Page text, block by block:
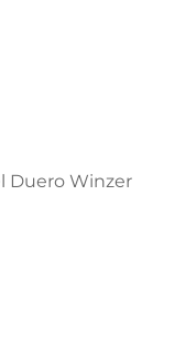
Duero Winzer